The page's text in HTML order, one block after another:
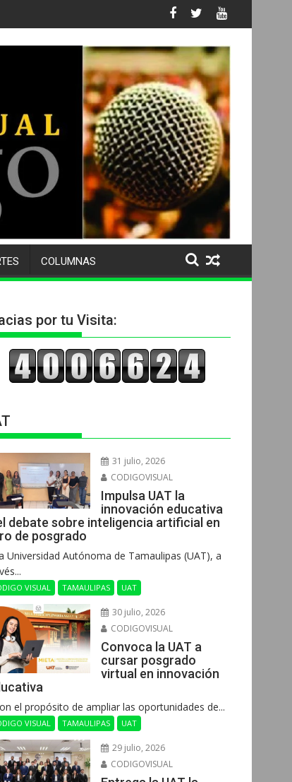
COLUMNAS
por tu Visita:
31 julio, 2026
CODIGOVISUAL
Impulsa UAT la
innovación educativa
debate sobre inteligencia artificial en
de posgrado
Universidad Autónoma de Tamaulipas (UAT), a
VISUAL TAMAULIPAS UAT
30 julio, 2026
CODIGOVISUAL
Convoca la UAT a
cursar posgrado
virtual en innovación
el propósito de ampliar las oportunidades de...
VISUAL TAMAULIPAS UAT
29 julio, 2026
CODIGOVISUAL